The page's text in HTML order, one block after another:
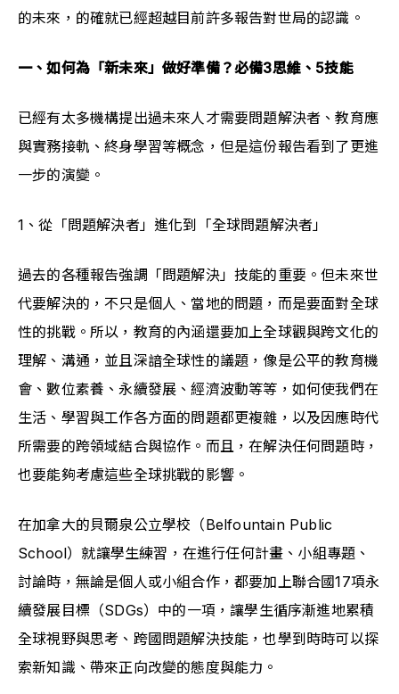
的未來，的確就已經超越目前許多報告對世局的認識。
一、如何為「新未來」做好準備？必備3思維、5技能
已經有太多機構提出過未來人才需要問題解決者、教育應
與實務接軌、終身學習等概念，但是這份報告看到了更進
一步的演變。
1、從「問題解決者」進化到「全球問題解決者」
過去的各種報告強調「問題解決」技能的重要。但未來世
代要解決的，不只是個人、當地的問題，而是要面對全球
性的挑戰。所以，教育的內涵還要加上全球觀與跨文化的
理解、溝通，並且深諳全球性的議題，像是公平的教育機
會、數位素養、永續發展、經濟波動等等，如何使我們在
生活、學習與工作各方面的問題都更複雜，以及因應時代
所需要的跨領域結合與協作。而且，在解決任何問題時，
也要能夠考慮這些全球挑戰的影響。
在加拿大的貝爾泉公立學校（Belfountain Public
School）就讓學生練習，在進行任何計畫、小組專題、
討論時，無論是個人或小組合作，都要加上聯合國17項永
續發展目標（SDGs）中的一項，讓學生循序漸進地累積
全球視野與思考、跨國問題解決技能，也學到時時可以探
索新知識、帶來正向改變的態度與能力。